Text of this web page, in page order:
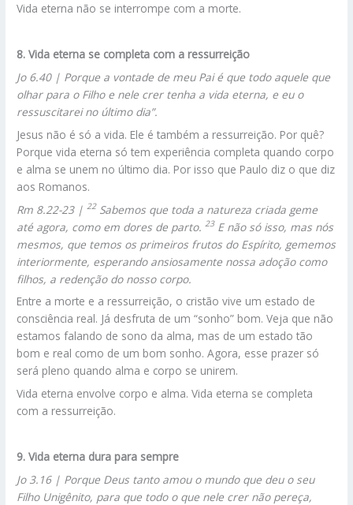
Vida eterna não se interrompe com a morte.
8. Vida eterna se completa com a ressurreição
Jo 6.40 | Porque a vontade de meu Pai é que todo aquele que
olhar para o Filho e nele crer tenha a vida eterna, e eu o
ressuscitarei no último dia”.
Jesus não é só a vida. Ele é também a ressurreição. Por quê?
Porque vida eterna só tem experiência completa quando corpo
e alma se unem no último dia. Por isso que Paulo diz o que diz
aos Romanos.
Rm 8.22-23 |22Sabemos que toda a natureza criada geme
até agora, como em dores de parto.23E não só isso, mas nós
mesmos, que temos os primeiros frutos do Espírito, gememos
interiormente, esperando ansiosamente nossa adoção como
filhos, a redenção do nosso corpo.
Entre a morte e a ressurreição, o cristão vive um estado de
consciência real. Já desfruta de um “sonho” bom. Veja que não
estamos falando de sono da alma, mas de um estado tão
bom e real como de um bom sonho. Agora, esse prazer só
será pleno quando alma e corpo se unirem.
Vida eterna envolve corpo e alma. Vida eterna se completa
com a ressurreição.
9. Vida eterna dura para sempre
Jo 3.16 | Porque Deus tanto amou o mundo que deu o seu
Filho Unigênito, para que todo o que nele crer não pereça,